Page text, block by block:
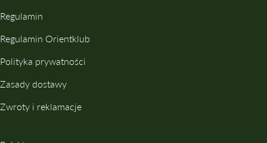
Regulamin
Regulamin Orientklub
Polityka prywatności
Zasady dostawy
Zwroty i reklamacje